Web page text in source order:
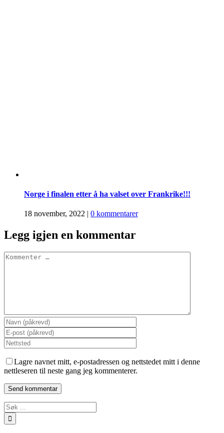
Norge i finalen etter å ha valset over Frankrike!!!
18 november, 2022 | 0 kommentarer
Legg igjen en kommentar
Comment
Lagre navnet mitt, e-postadressen og nettstedet mitt i denne
nettleseren til neste gang jeg kommenterer.
Søk
…